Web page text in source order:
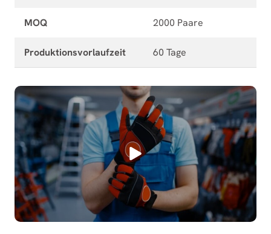
MOQ 2000 Paare
Produktionsvorlaufzeit 60 Tage